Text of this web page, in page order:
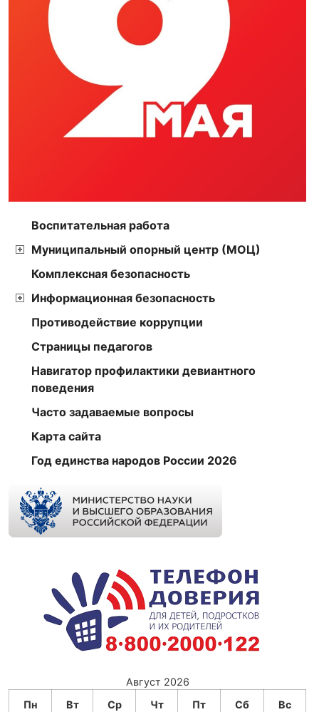
Воспитательная работа
Муниципальный опорный центр (МОЦ)
Комплексная безопасность
Информационная безопасность
Противодействие коррупции
Страницы педагогов
Навигатор профилактики девиантного
поведения
Часто задаваемые вопросы
Карта сайта
Год единства народов России 2026
Август 2026
Пн
Вт Ср Чт Пт Сб Вс